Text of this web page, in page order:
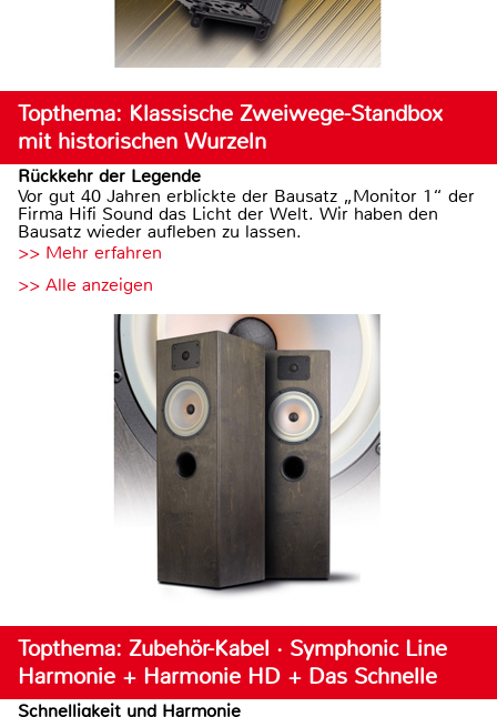
Topthema: Klassische Zweiwege-Standbox
mit historischen Wurzeln
Rückkehr der Legende
Vor gut 40 Jahren erblickte der Bausatz „Monitor 1“ der
Firma Hifi Sound das Licht der Welt. Wir haben den
Bausatz wieder aufleben zu lassen.
>> Mehr erfahren
>> Alle anzeigen
Topthema: Zubehör-Kabel · Symphonic Line
Harmonie + Harmonie HD + Das Schnelle
Schnelligkeit und Harmonie